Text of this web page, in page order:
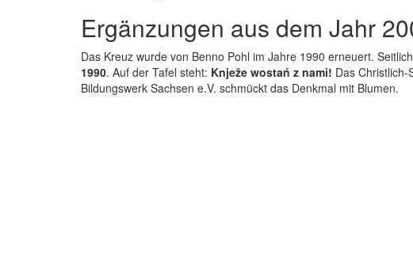
Ergänzungen aus dem Jahr
Das Kreuz wurde von Benno Pohl im Jahre 1990 erneuert.
1990. Auf der Tafel steht: Knježe wostań z nami! Das Christlich-
Bildungswerk Sachsen e.V. schmückt das Denkmal mit Blumen.